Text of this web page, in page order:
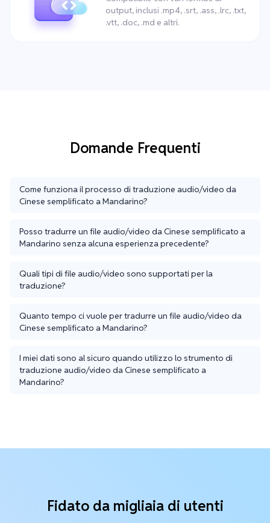
output, inclusi .mp4, .srt, .ass, .lrc, .txt,
.vtt, .doc, .md e altri.
Domande Frequenti
Come funziona il processo di traduzione audio/video da
Cinese semplificato a Mandarino?
Posso tradurre un file audio/video da Cinese semplificato a
Mandarino senza alcuna esperienza precedente?
Quali tipi di file audio/video sono supportati per la
traduzione?
Quanto tempo ci vuole per tradurre un file audio/video da
Cinese semplificato a Mandarino?
I miei dati sono al sicuro quando utilizzo lo strumento di
traduzione audio/video da Cinese semplificato a
Mandarino?
Fidato da migliaia di utenti